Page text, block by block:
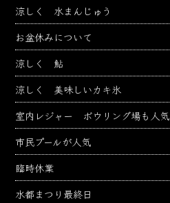
イ
ブ
涼しく 水まんじゅう
お盆休みについて
涼しく 鮎
涼しく 美味しいカキ氷
室内レジャー ボウリング場も人気
市民プールが人気
臨時休業
水都まつり最終日